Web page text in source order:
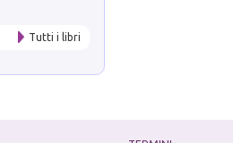
Tutti i libri